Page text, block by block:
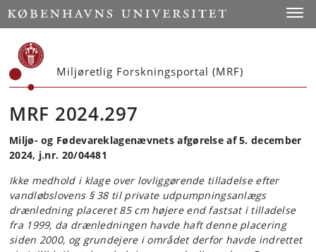
Start
Miljøretlig Forskningsportal (MRF)
MRF 2024.297
Miljø- og Fødevareklagenævnets afgørelse af 5. december
2024, j.nr. 20/04481
Ikke medhold i klage over lovliggørende tilladelse efter
vandløbslovens § 38 til private udpumpningsanlægs
drænledning placeret 85 cm højere end fastsat i tilladelse
fra 1999, da drænledningen havde haft denne placering
siden 2000, og grundejere i området derfor havde indrettet